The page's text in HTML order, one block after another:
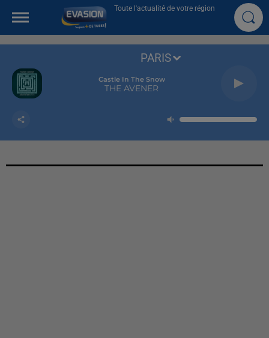
Toute l'actualité de votre région
Castle In The Snow
THE AVENER
PARIS